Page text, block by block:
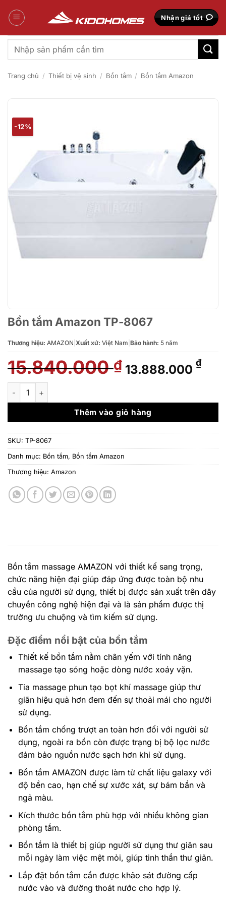
qua
Nhận giá tốt
Tìm
kiếm:
Trang chủ / Thiết bị vệ sinh / Bồn tắm / Bồn tắm Amazon
-12%
Bồn tắm Amazon TP-8067
Thương hiệu: AMAZON Xuất xứ: Việt Nam Bảo hành: 5 năm
15.840.000₫ Giá
gốc
15.840.000 ₫.
13.888.000 ₫Giá
là:
Bồn tắm Amazon TP-8067 số lượng
Thêm vào giỏ hàng
SKU: TP-8067
Danh mục: Bồn tắm, Bồn tắm Amazon
Thương hiệu: Amazon
Bồn tắm massage AMAZON với thiết kế sang trọng,
chức năng hiện đại giúp đáp ứng được toàn bộ nhu
cầu của người sử dụng, thiết bị được sản xuất trên dây
chuyền công nghệ hiện đại và là sản phẩm được thị
trường ưu chuộng và tìm kiếm sử dụng.
Đặc điểm nổi bật của bồn tắm
Thiết kế bồn tắm nằm chân yếm với tính năng
massage tạo sóng hoặc dòng nước xoáy vặn.
Tia massage phun tạo bọt khí massage giúp thư
giãn hiệu quả hơn đem đến sự thoải mái cho người
sử dụng.
Bồn tắm chống trượt an toàn hơn đối với người sử
dụng, ngoài ra bồn còn được trạng bị bộ lọc nước
đảm bảo nguồn nước sạch hơn khi sử dụng.
Bồn tắm AMAZON được làm từ chất liệu galaxy với
độ bền cao, hạn chế sự xước xát, sự bám bẩn và
ngả màu.
Kích thước bồn tắm phù hợp với nhiều không gian
phòng tắm.
Bồn tắm là thiết bị giúp người sử dụng thư giãn sau
mỗi ngày làm việc mệt mỏi, giúp tinh thần thư giãn.
Lắp đặt bồn tắm cần được khảo sát đường cấp
nước vào và đường thoát nước cho hợp lý.